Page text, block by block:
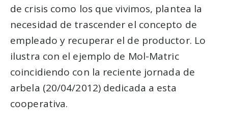
de crisis como los que vivimos, plantea la
necesidad de trascender el concepto de
empleado y recuperar el de productor. Lo
ilustra con el ejemplo de Mol-Matric
coincidiendo con la reciente jornada de
arbela (20/04/2012) dedicada a esta
cooperativa.